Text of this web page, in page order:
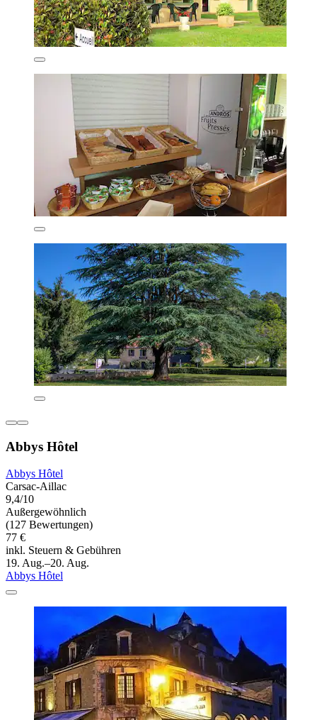
Abbys Hôtel
Abbys Hôtel
Carsac-Aillac
9,4/10
Außergewöhnlich
(127 Bewertungen)
77 €
inkl. Steuern & Gebühren
19. Aug.–20. Aug.
Abbys Hôtel